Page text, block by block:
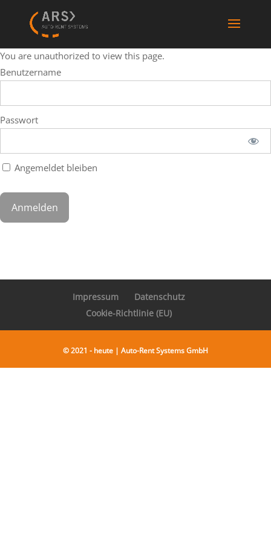
You are unauthorized to view this page.
Benutzername
Passwort
Angemeldet bleiben
Impressum
Datenschutz
Cookie-Richtlinie (EU)
© 2021 - heute | Auto-Rent Systems GmbH